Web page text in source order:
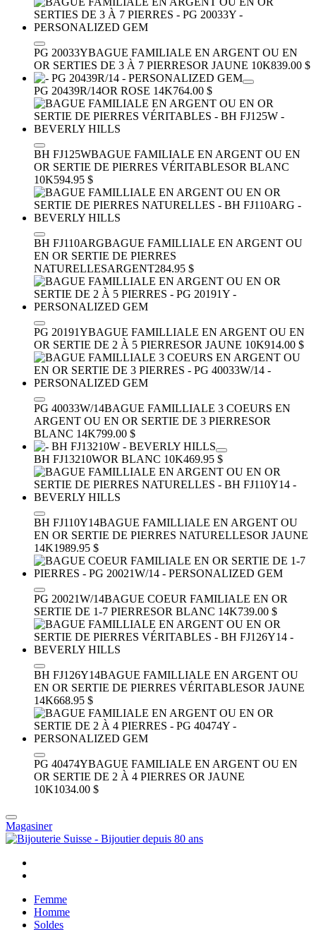
PG 20033YBAGUE FAMILIALE EN ARGENT OU EN
OR SERTIES DE 3 À 7 PIERRESOR JAUNE 10K839.00 $
PG 20439R/14OR ROSE 14K764.00 $
BH FJ125WBAGUE FAMILIALE EN ARGENT OU EN
OR SERTIE DE PIERRES VÉRITABLESOR BLANC
10K594.95 $
BH FJ110ARGBAGUE FAMILLIALE EN ARGENT OU
EN OR SERTIE DE PIERRES
NATURELLESARGENT284.95 $
PG 20191YBAGUE FAMILLIALE EN ARGENT OU EN
OR SERTIE DE 2 À 5 PIERRESOR JAUNE 10K914.00 $
PG 40033W/14BAGUE FAMILLIALE 3 COEURS EN
ARGENT OU EN OR SERTIE DE 3 PIERRESOR
BLANC 14K799.00 $
BH FJ13210WOR BLANC 10K469.95 $
BH FJ110Y14BAGUE FAMILLIALE EN ARGENT OU
EN OR SERTIE DE PIERRES NATURELLESOR JAUNE
14K1989.95 $
PG 20021W/14BAGUE COEUR FAMILIALE EN OR
SERTIE DE 1-7 PIERRESOR BLANC 14K739.00 $
BH FJ126Y14BAGUE FAMILLIALE EN ARGENT OU
EN OR SERTIE DE PIERRES VÉRITABLESOR JAUNE
14K668.95 $
PG 40474YBAGUE FAMILIALE EN ARGENT OU EN
OR SERTIE DE 2 À 4 PIERRES OR JAUNE
10K1034.00 $
Magasiner
Femme
Homme
Soldes